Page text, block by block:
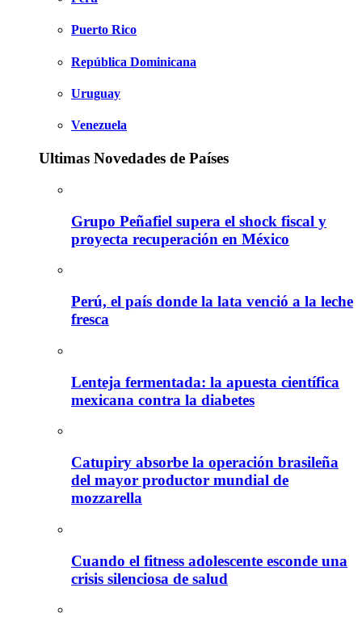
Puerto Rico
República Dominicana
Uruguay
Venezuela
Ultimas Novedades de Países
Grupo Peñafiel supera el shock fiscal y
proyecta recuperación en México
Perú, el país donde la lata venció a la leche
fresca
Lenteja fermentada: la apuesta científica
mexicana contra la diabetes
Catupiry absorbe la operación brasileña
del mayor productor mundial de
mozzarella
Cuando el fitness adolescente esconde una
crisis silenciosa de salud